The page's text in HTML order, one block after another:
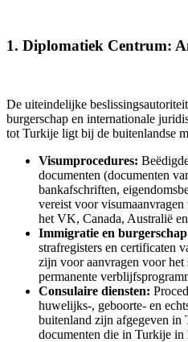
1. Diplomatiek Centrum:
De uiteindelijke
burgerschap en internationale
tot Turkije ligt bij de buitenlandse
Visumprocedures:
documenten (documenten
bankafschriften,
vereist voor
het VK, Canada, Australië
Immigratie en
strafregisters en certificaten
zijn voor aanvragen voor het
permanente
Consulaire diensten:
huwelijks-, geboorte- en
buitenland zijn afgegeven in
documenten die in Turkije in